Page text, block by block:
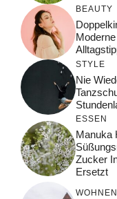
BEAUTY
STYLE
Nie
ESSEN
Manuka
Zucker
Ersetzt
WOHNEN